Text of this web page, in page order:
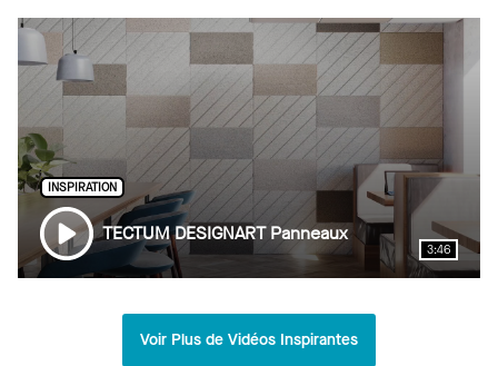
INSPIRATION
TECTUM DESIGNART Panneaux
3:46
Voir Plus de Vidéos Inspirantes